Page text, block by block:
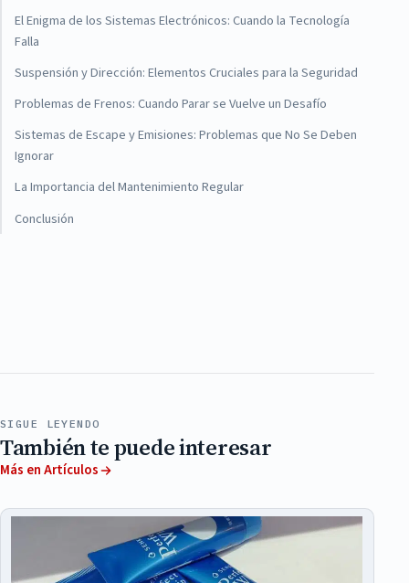
El Enigma de los Sistemas Electrónicos: Cuando la Tecnología
Falla
Suspensión y Dirección: Elementos Cruciales para la Seguridad
Problemas de Frenos: Cuando Parar se Vuelve un Desafío
Sistemas de Escape y Emisiones: Problemas que No Se Deben
Ignorar
La Importancia del Mantenimiento Regular
Conclusión
SIGUE LEYENDO
También te puede interesar
Más en Artículos